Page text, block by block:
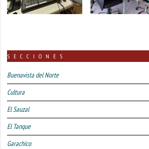
SECCIONES
Buenavista del Norte
Cultura
El Sauzal
El Tanque
Garachico